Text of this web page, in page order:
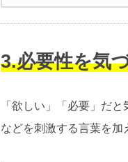
3.必要性を気
「欲しい」「必要」だ
などを刺激する言葉を